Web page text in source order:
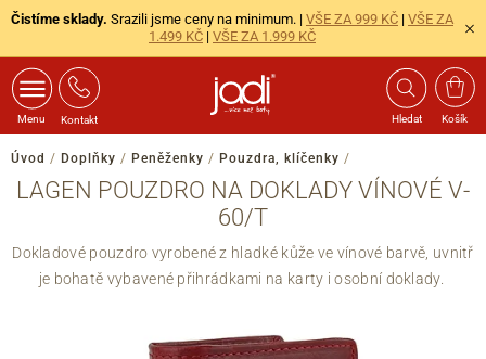
Čistíme sklady. Srazili jsme ceny na minimum. | VŠE ZA 999 KČ | VŠE ZA
1.499 KČ | VŠE ZA 1.999 KČ
Menu Kontakt Hledat Košík
Úvod / Doplňky / Peněženky / Pouzdra, klíčenky /
LAGEN POUZDRO NA DOKLADY VÍNOVÉ V-
60/T
Dokladové pouzdro vyrobené z hladké kůže ve vínové barvě, uvnitř
je bohatě vybavené přihrádkami na karty i osobní doklady.